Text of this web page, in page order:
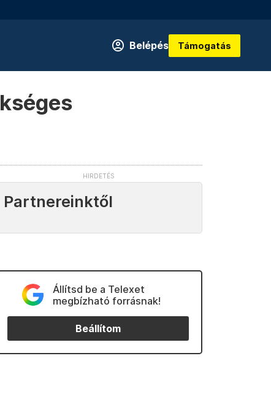
Belépés Támogatás
Partnereinktől
Állítsd be a Telexet
megbízható forrásnak!
Beállítom